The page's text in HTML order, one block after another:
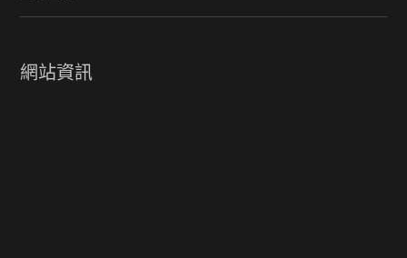
網站資訊